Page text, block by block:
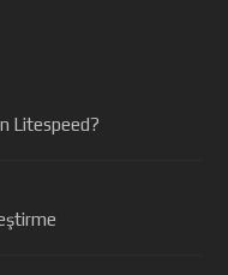
Litespeed?